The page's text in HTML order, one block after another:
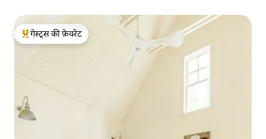
गेस्ट्स का टॉप फ़ेवरेट
गेस्ट्स की फ़ेवरेट